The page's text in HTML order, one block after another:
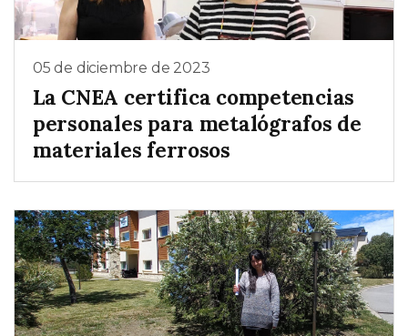
05 de diciembre de 2023
La CNEA certifica competencias
personales para metalógrafos de
materiales ferrosos